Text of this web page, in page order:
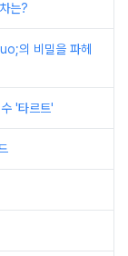
는?
의 비밀을 파헤
'타르트'